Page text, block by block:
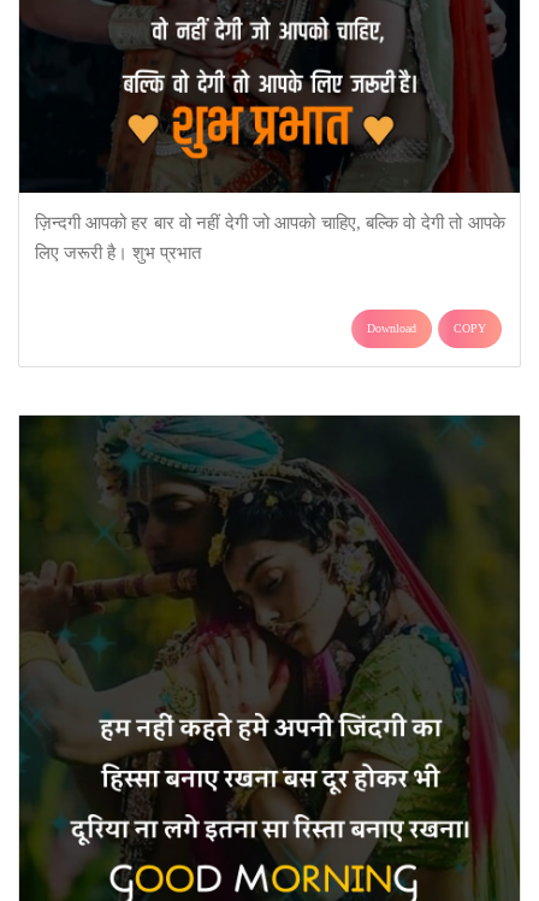
ज़िन्दगी आपको हर बार वो नहीं देगी जो आपको चाहिए, बल्कि वो देगी तो आपके
लिए जरूरी है। शुभ प्रभात
Download COPY